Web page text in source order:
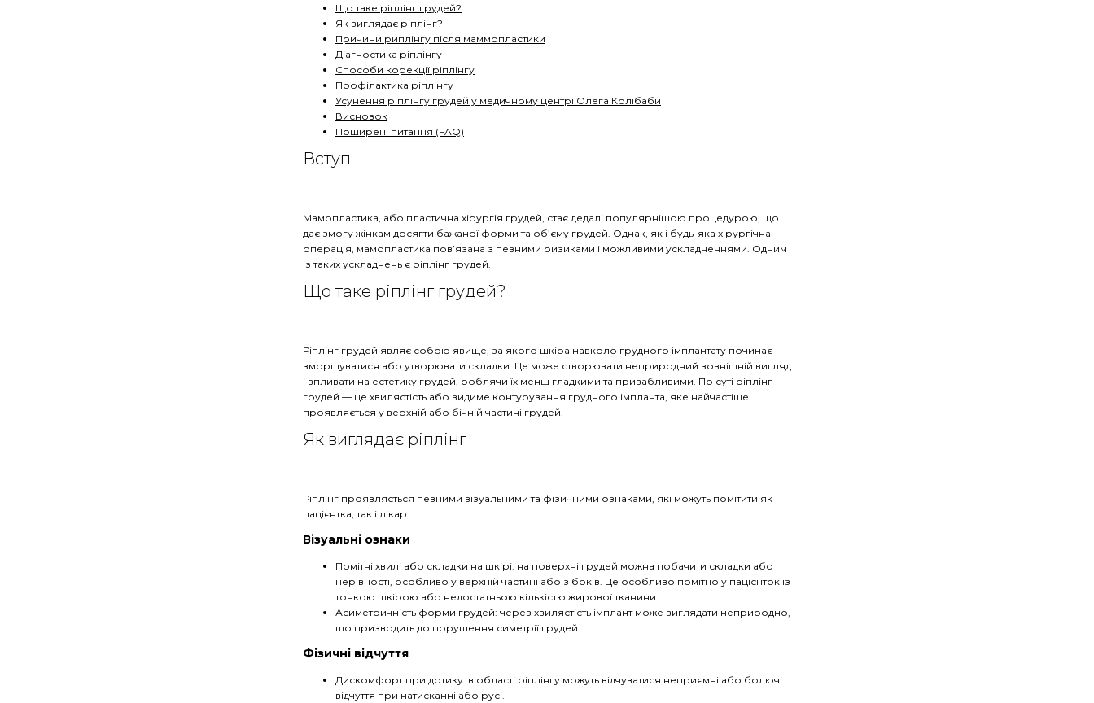
Що таке ріплінг грудей?
Як виглядає ріплінг?
Причини риплінгу після маммопластики
Діагностика ріплінгу
Способи корекції ріплінгу
Профілактика ріплінгу
Усунення ріплінгу грудей у ​​медичному центрі Олега Колібаби
Висновок
Поширені питання (FAQ)
Вступ
Мамопластика, або пластична хірургія грудей, стає дедалі популярнішою процедурою, що
дає змогу жінкам досягти бажаної форми та об’єму грудей. Однак, як і будь-яка хірургічна
операція, мамопластика пов’язана з певними ризиками і можливими ускладненнями. Одним
із таких ускладнень є ріплінг грудей.
Що таке ріплінг грудей?
Ріплінг грудей являє собою явище, за якого шкіра навколо грудного імплантату починає
зморщуватися або утворювати складки. Це може створювати неприродний зовнішній вигляд
і впливати на естетику грудей, роблячи їх менш гладкими та привабливими. По суті ріплінг
грудей — це хвилястість або видиме контурування грудного імпланта, яке найчастіше
проявляється у верхній або бічній частині грудей.
Як виглядає ріплінг
Ріплінг проявляється певними візуальними та фізичними ознаками, які можуть помітити як
пацієнтка, так і лікар.
Візуальні ознаки
Помітні хвилі або складки на шкірі: на поверхні грудей можна побачити складки або
нерівності, особливо у верхній частині або з боків. Це особливо помітно у пацієнток із
тонкою шкірою або недостатньою кількістю жирової тканини.
Асиметричність форми грудей: через хвилястість імплант може виглядати неприродно,
що призводить до порушення симетрії грудей.
Фізичні відчуття
Дискомфорт при дотику: в області ріплінгу можуть відчуватися неприємні або болючі
відчуття при натисканні або русі.